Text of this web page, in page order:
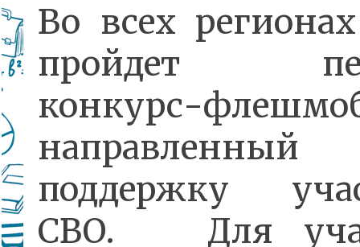
Во всех
пройдет
конкурс-
поддержку
СВО. Для